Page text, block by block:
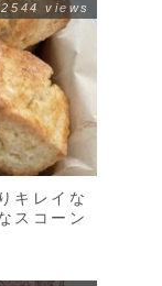
キレイな
スコーン
views